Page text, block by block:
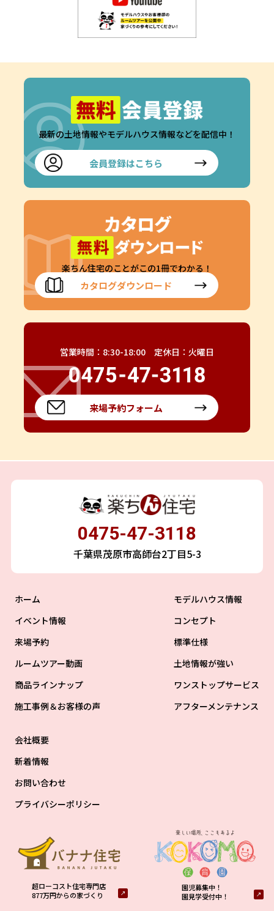
最新の土地情報やモデルハウス情報などを配信中！
会員登録はこちら
楽ちん住宅のことがこの1冊でわかる！
カタログダウンロード
営業時間：8:30-18:00 定休日：火曜日
来場予約フォーム
0475-47-3118
千葉県茂原市高師台2丁目5-3
ホーム
イベント情報
来場予約
ルームツアー動画
商品ラインナップ
施工事例＆お客様の声
モデルハウス情報
コンセプト
標準仕様
土地情報が強い
ワンストップサービス
アフターメンテナンス
会社概要
新着情報
お問い合わせ
プライバシーポリシー
超ローコスト住宅専門店
877万円からの家づくり
園児募集中！
園見学受付中！